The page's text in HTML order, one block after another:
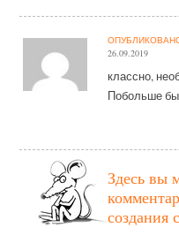
26.09.2019
классно,
Побольше бы
Здесь вы
создания